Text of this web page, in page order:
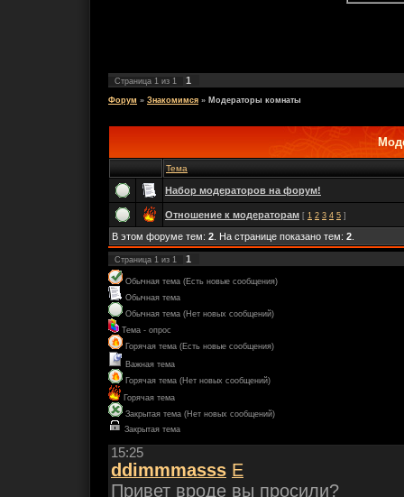
Страница 1 из 1 1
Форум » Знакомимся » Модераторы комнаты
Тема
Набор модераторов на форум!
Отношение к модераторам [ 1 2 3 4 5 ]
В этом форуме тем: 2 . На странице показано тем: 2
Страница 1 из 1 1
Обычная тема (Есть новые сообщения)
Обычная тема
Обычная тема (Нет новых сообщений)
Тема - опрос
Горячая тема (Есть новые сообщения)
Важная тема
Горячая тема (Нет новых сообщений)
Горячая тема
Закрытая тема (Нет новых сообщений)
Закрытая тема